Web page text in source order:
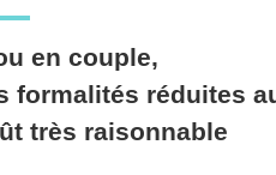
en couple,
formalités réduites
très raisonnable